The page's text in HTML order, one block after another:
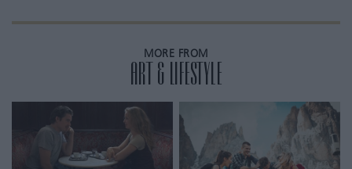
MORE FROM
ART & LIFESTYLE